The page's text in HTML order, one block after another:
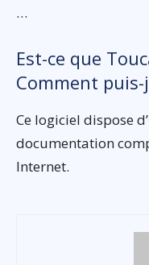
…
Est-ce que
Comment puis-
Ce logiciel dispose
documentation
Internet.